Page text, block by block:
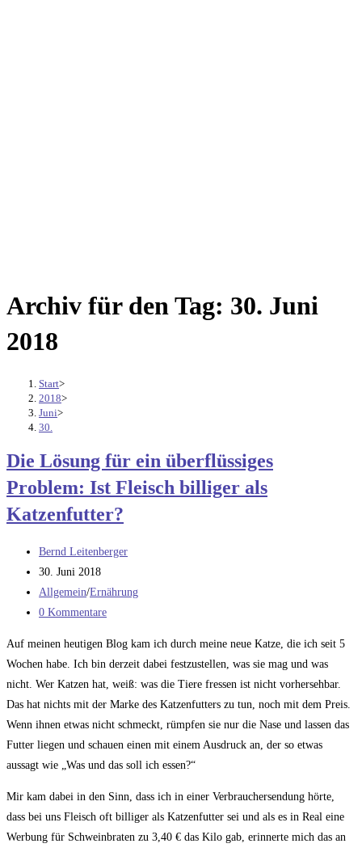
Archiv für den Tag: 30. Juni
2018
Start>
2018>
Juni>
30.
Die Lösung für ein überflüssiges
Problem: Ist Fleisch billiger als
Katzenfutter?
Beitrags-
Autor:
Bernd Leitenberger
Beitrag
veröffentlicht:
30. Juni 2018
Beitrags-
Kategorie:
Allgemein/Ernährung
Beitrags-
0 Kommentare
Auf meinen heutigen Blog kam ich durch meine neue Katze, die ich seit 5
Wochen habe. Ich bin derzeit dabei festzustellen, was sie mag und was
nicht. Wer Katzen hat, weiß: was die Tiere fressen ist nicht vorhersehbar.
Das hat nichts mit der Marke des Katzenfutters zu tun, noch mit dem Preis.
Wenn ihnen etwas nicht schmeckt, rümpfen sie nur die Nase und lassen das
Futter liegen und schauen einen mit einem Ausdruck an, der so etwas
aussagt wie „Was und das soll ich essen?“
Mir kam dabei in den Sinn, dass ich in einer Verbrauchersendung hörte,
dass bei uns Fleisch oft billiger als Katzenfutter sei und als es in Real eine
Werbung für Schweinbraten zu 3,40 € das Kilo gab, erinnerte mich das an